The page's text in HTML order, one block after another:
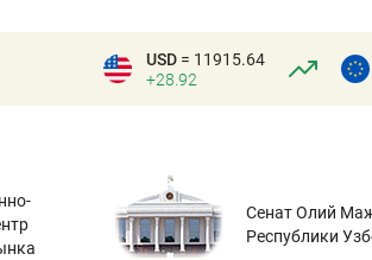
USD = 11915.64
+28.92
Сенат Олий
Республики